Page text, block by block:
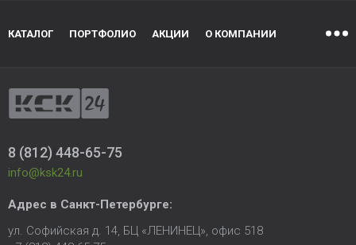
КАТАЛОГ ПОРТФОЛИО АКЦИИ О КОМПАНИИ
8 (812) 448-65-75
info@ksk24.ru
Адрес в Санкт-Петербурге:
ул. Софийская д. 14, БЦ «ЛЕНИНЕЦ», офис 518